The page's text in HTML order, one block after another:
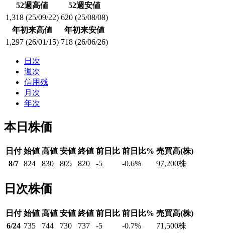
52週高値
52週安値
1,318 (25/09/22) 620 (25/08/08)
年初来高値
年初来安値
1,297 (26/01/15) 718 (26/06/26)
日次
週次
信用残
月次
年次
本日株価
日付 始値 高値 安値 終値 前日比 前日比% 売買高(株)
8/7 824 830 805 820 -5 -0.6% 97,200株
日次株価
日付 始値 高値 安値 終値 前日比 前日比% 売買高(株)
6/24 735 744 730 737 -5 -0.7% 71,500株